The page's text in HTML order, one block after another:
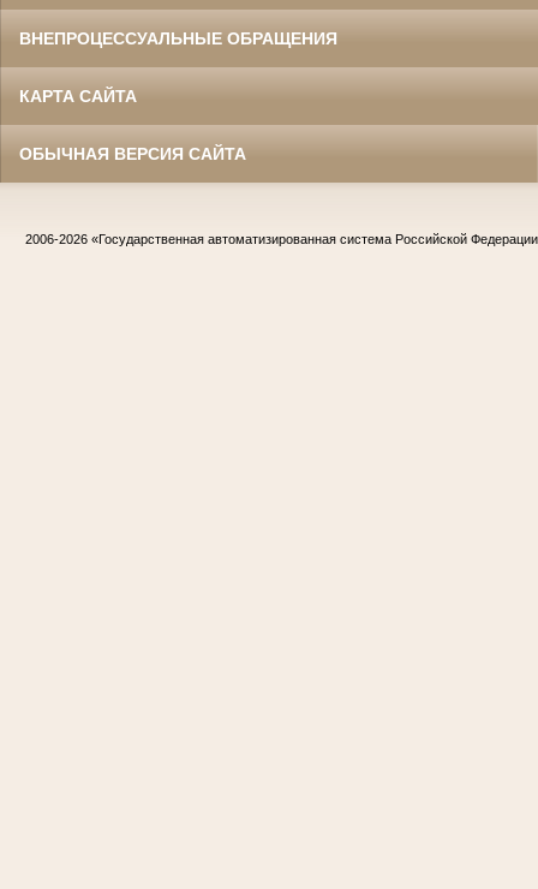
ВНЕПРОЦЕССУАЛЬНЫЕ ОБРАЩЕНИЯ
КАРТА САЙТА
ОБЫЧНАЯ ВЕРСИЯ САЙТА
2006-2026 «Государственная автоматизированная система Российской